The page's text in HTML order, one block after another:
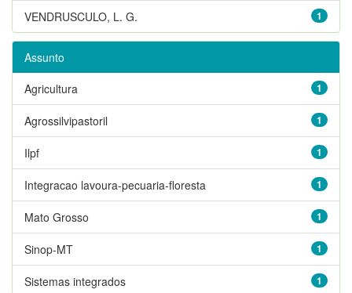
1
VENDRUSCULO, L. G.
Assunto
1
Agricultura
1
Agrossilvipastoril
1
Ilpf
1
Integracao lavoura-pecuaria-floresta
1
Mato Grosso
1
Sinop-MT
1
Sistemas integrados